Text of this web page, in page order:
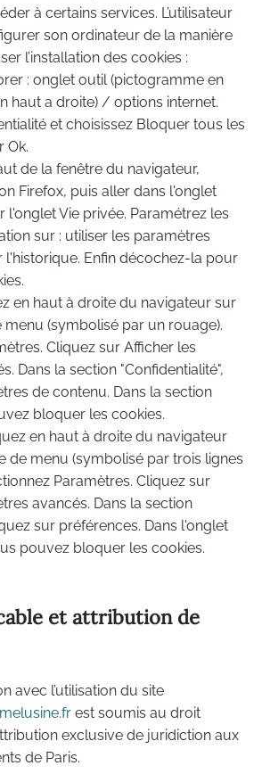
à certains services. L’utilisateur
son ordinateur de la manière
l’installation des cookies :
: onglet outil (pictogramme en
haut a droite) / options internet.
et choisissez Bloquer tous les
Ok.
de la fenêtre du navigateur,
Firefox, puis aller dans l'onglet
l'onglet Vie privée. Paramétrez les
sur : utiliser les paramètres
l'historique. Enfin décochez-la pour
en haut à droite du navigateur sur
(symbolisé par un rouage).
Cliquez sur Afficher les
Dans la section "Confidentialité",
de contenu. Dans la section
bloquer les cookies.
en haut à droite du navigateur
de menu (symbolisé par trois lignes
Paramètres. Cliquez sur
avancés. Dans la section
sur préférences. Dans l'onglet
pouvez bloquer les cookies.
et attribution de
avec l’utilisation du site
est soumis au droit
exclusive de juridiction aux
de Paris.